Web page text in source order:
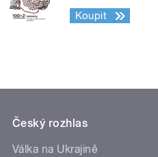
Koupit
Český rozhlas
Válka na Ukrajině